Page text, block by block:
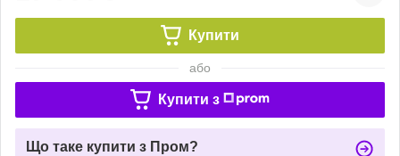
Купити
або
Купити з
Що таке купити з Пром?